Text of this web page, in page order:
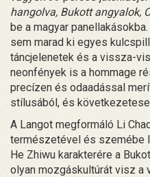
hangolva, Bukott angyalok,
be a magyar
sem marad ki egyes
táncjelenetek és a vissza-
neonfények is a hommage
precízen és odaadással
stílusából, és
A Langot megformáló Li
természetével és szemébe
He Zhiwu karakterére a
olyan mozgáskultúrát visz a